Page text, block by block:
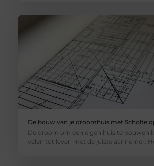
De bouw van je droomhuis met Scholte
De droom om een eigen huis te bouwen
velen tot leven met de juiste aannemer.